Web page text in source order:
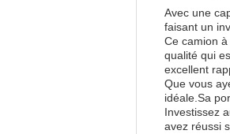
Avec une
faisant un
Ce camion
qualité qui
excellent
Que vous
idéale.Sa
Investissez
avez réussi